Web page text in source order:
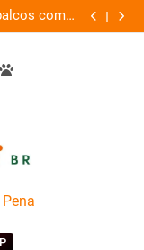
com a
Orquestra
Cobasi